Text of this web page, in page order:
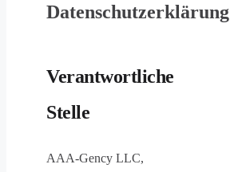
Datenschutzerklärung
Verantwortliche
Stelle
AAA-Gency LLC,